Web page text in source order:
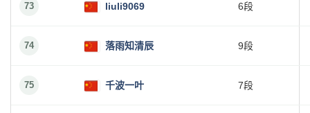
73 liuli9069 6段
74 落雨知清辰 9段
75 千波一叶 7段